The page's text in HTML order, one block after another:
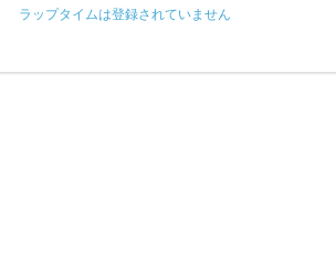
ラップタイムは登録されていません